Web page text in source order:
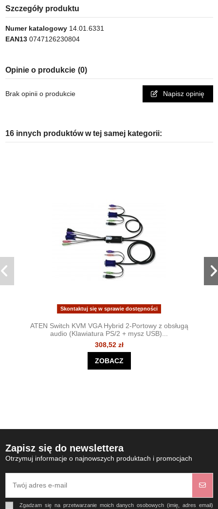
Szczegóły produktu
Numer katalogowy 14.01.6331
EAN13 0747126230804
Opinie o produkcie (0)
Brak opinii o produkcie Napisz opinię
16 innych produktów w tej samej kategorii:
Skontaktuj się w sprawie dostępności
ATEN Switch KVM VGA Hybrid 2-Portowy z obsługą
audio (Klawiatura PS/2 + mysz USB)...
308,52 zł
ZOBACZ
Zapisz się do newslettera
Otrzymuj informacje o najnowszych produktach i promocjach
Zgadzam się na przetwarzanie moich danych osobowych (imię, adres email)